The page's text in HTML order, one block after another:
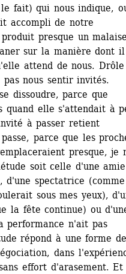
fait) qui nous indique,
accompli de notre
presque un
sur la manière dont il
attend de nous. Drôle
nous sentir invités.
dissoudre, parce que
quand elle s'attendait à
à passer retient
parce que les
presque, je
soit celle d'une amie
d'une spectatrice (comme
sous mes yeux),
la fête continue) ou
performance n'ait pas
répond à une forme de
dans
effort d'arasement. Et